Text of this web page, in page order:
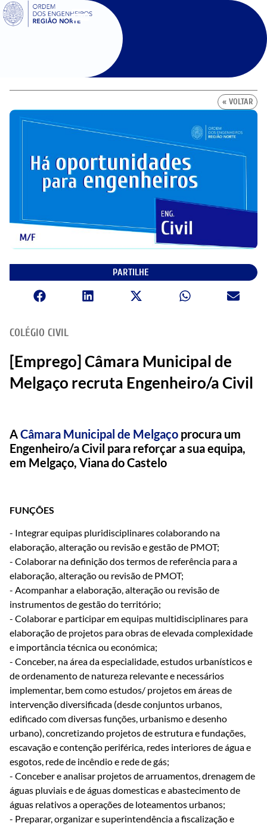
SIGOE
« VOLTAR
PARTILHE
COLÉGIO CIVIL
[Emprego] Câmara Municipal de
Melgaço recruta Engenheiro/a Civil
ACâmara Municipal de Melgaço procura um
Engenheiro/a Civil para reforçar a sua equipa,
em Melgaço, Viana do Castelo
FUNÇÕES
- Integrar equipas pluridisciplinares colaborando na
elaboração, alteração ou revisão e gestão de PMOT;
- Colaborar na definição dos termos de referência para a
elaboração, alteração ou revisão de PMOT;
- Acompanhar a elaboração, alteração ou revisão de
instrumentos de gestão do território;
- Colaborar e participar em equipas multidisciplinares para
elaboração de projetos para obras de elevada complexidade
e importância técnica ou económica;
- Conceber, na área da especialidade, estudos urbanísticos e
de ordenamento de natureza relevante e necessários
implementar, bem como estudos/ projetos em áreas de
intervenção diversificada (desde conjuntos urbanos,
edificado com diversas funções, urbanismo e desenho
urbano), concretizando projetos de estrutura e fundações,
escavação e contenção periférica, redes interiores de água e
esgotos, rede de incêndio e rede de gás;
- Conceber e analisar projetos de arruamentos, drenagem de
águas pluviais e de águas domesticas e abastecimento de
águas relativos a operações de loteamentos urbanos;
- Preparar, organizar e superintendência a fiscalização e